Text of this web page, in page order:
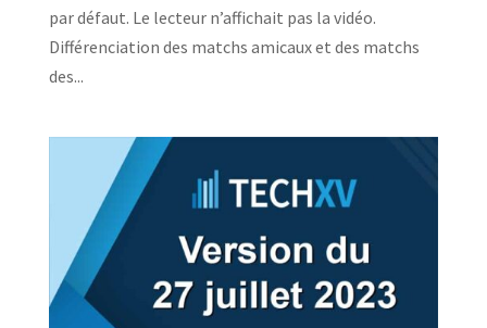
par défaut. Le lecteur n’affichait pas la vidéo.
Différenciation des matchs amicaux et des matchs
des...